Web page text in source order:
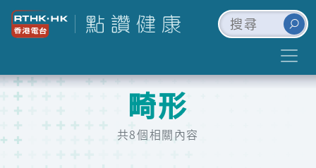
畸形
共8個相關內容